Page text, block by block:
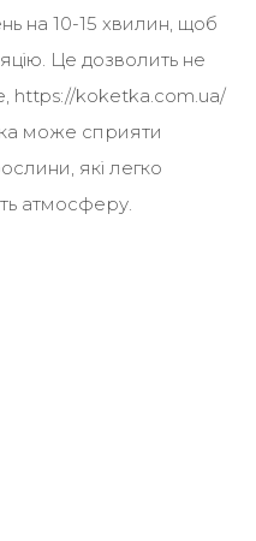
на 10-15 хвилин, щоб
Це дозволить не
https://koketka.com.ua/
може сприяти
які легко
атмосферу.